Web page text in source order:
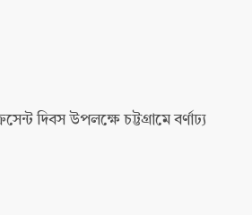
দিবস উপলক্ষে চট্টগ্রামে বর্ণাঢ্য